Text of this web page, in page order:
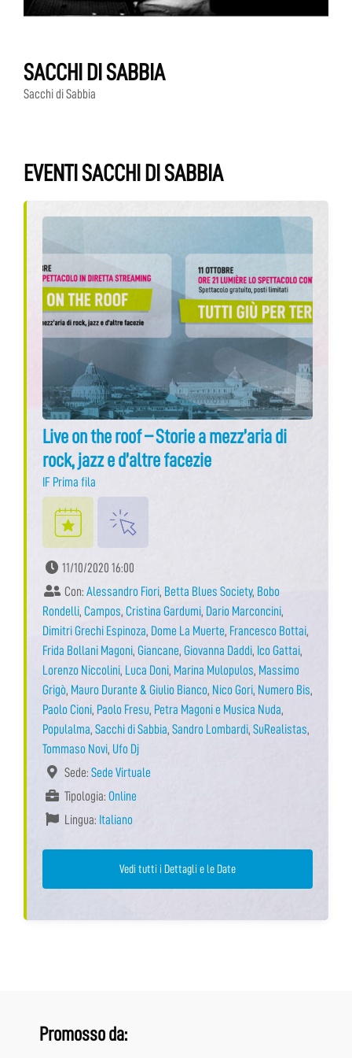
SACCHI DI SABBIA
Sacchi di Sabbia
EVENTI SACCHI DI SABBIA
Live on the roof – Storie a mezz’aria di
rock, jazz e d’altre facezie
IF Prima fila
11/10/2020 16:00
Con: Alessandro Fiori, Betta Blues Society, Bobo
Rondelli, Campos, Cristina Gardumi, Dario Marconcini,
Dimitri Grechi Espinoza, Dome La Muerte, Francesco Bottai,
Frida Bollani Magoni, Giancane, Giovanna Daddi, Ico Gattai,
Lorenzo Niccolini, Luca Doni, Marina Mulopulos, Massimo
Grigò, Mauro Durante & Giulio Bianco, Nico Gori, Numero Bis,
Paolo Cioni, Paolo Fresu, Petra Magoni e Musica Nuda,
Populalma, Sacchi di Sabbia, Sandro Lombardi, SuRealistas,
Tommaso Novi, Ufo Dj
Sede: Sede Virtuale
Tipologia: Online
Lingua: Italiano
Vedi tutti i Dettagli e le Date
Promosso da: